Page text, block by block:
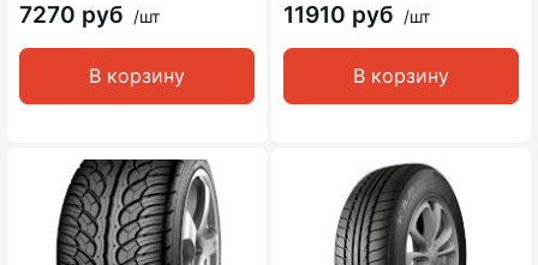
7270 руб /шт
В корзину
11910 руб /шт
В корзину